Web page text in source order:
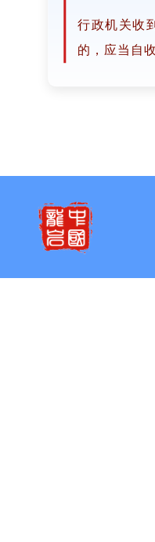
行政机关收
的，应当自